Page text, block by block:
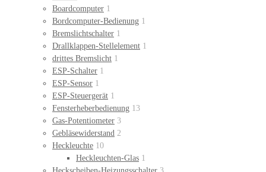
Boardcomputer 1
Bordcomputer-Bedienung 1
Bremslichtschalter 1
Drallklappen-Stellelement 1
drittes Bremslicht 1
ESP-Schalter 1
ESP-Sensor 1
ESP-Steuergerät 1
Fensterheberbedienung 13
Gas-Potentiometer 3
Gebläsewiderstand 2
Heckleuchte 10
Heckleuchten-Glas 1